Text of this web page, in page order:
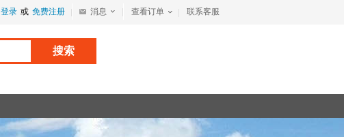
登录 或 免费注册 消息 查看订单 联系客服
搜索